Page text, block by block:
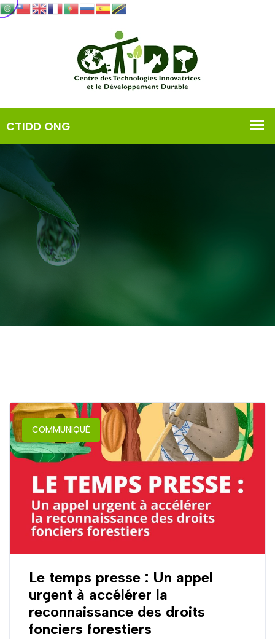
COMMUNIQUÉ
Le temps presse : Un appel
urgent à accélérer la
reconnaissance des droits
fonciers forestiers